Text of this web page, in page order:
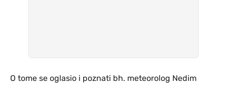
O tome se oglasio i poznati bh. meteorolog Nedim